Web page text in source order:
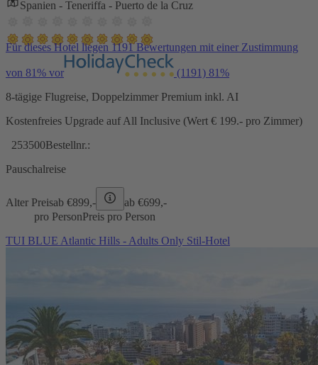
Spanien - Teneriffa - Puerto de la Cruz
Für dieses Hotel liegen 1191 Bewertungen mit einer Zustimmung
von 81% vor (1191) 81%
8-tägige Flugreise, Doppelzimmer Premium inkl. AI
Kostenfreies Upgrade auf All Inclusive (Wert € 199.- pro Zimmer)
253500Bestellnr.:
Pauschalreise
Alter Preisab €899,- ab €699,-
pro PersonPreis pro Person
TUI BLUE Atlantic Hills - Adults Only Stil-Hotel